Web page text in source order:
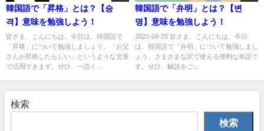
韓国語で「昇格」とは？【승
격】意味を勉強しよう！
皆さま、こんにちは。今日は、韓国語で
「昇格」について勉強しましょう。「お父
さんが昇格したらしい」というような文章
で活用できます。ぜひ、一読く...
韓国語で「弁明」とは？【변
명】意味を勉強しよう！
2022-08-25 皆さま、こんにちは。今日
は、韓国語で「弁明」について勉強しまし
ょう。さまざまな訳で使える便利な単語で
す。ぜひ、解説をご...
検索
検索